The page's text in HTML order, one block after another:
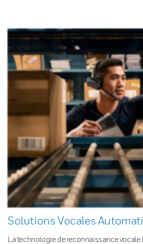
Solutions Vocales
La technologie de reconnaissance